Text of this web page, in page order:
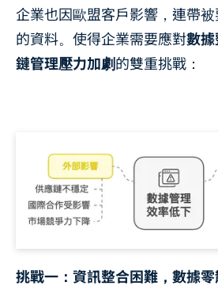
企業也因歐盟客戶影響，連帶
的資料。使得企業需要應對數
鏈管理壓力加劇的雙重挑戰：
挑戰一：資訊整合困難，數據